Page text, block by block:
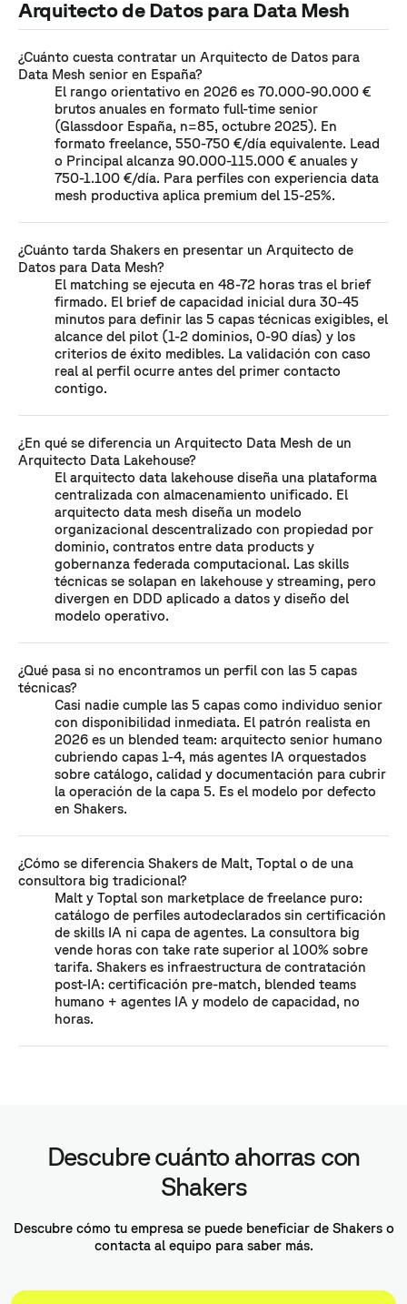
Arquitecto de Datos para Data Mesh
¿Cuánto cuesta contratar un Arquitecto de Datos para
Data Mesh senior en España?
El rango orientativo en 2026 es 70.000-90.000 €
brutos anuales en formato full-time senior
(Glassdoor España, n=85, octubre 2025). En
formato freelance, 550-750 €/día equivalente. Lead
o Principal alcanza 90.000-115.000 € anuales y
750-1.100 €/día. Para perfiles con experiencia data
mesh productiva aplica premium del 15-25%.
¿Cuánto tarda Shakers en presentar un Arquitecto de
Datos para Data Mesh?
El matching se ejecuta en 48-72 horas tras el brief
firmado. El brief de capacidad inicial dura 30-45
minutos para definir las 5 capas técnicas exigibles, el
alcance del pilot (1-2 dominios, 0-90 días) y los
criterios de éxito medibles. La validación con caso
real al perfil ocurre antes del primer contacto
contigo.
¿En qué se diferencia un Arquitecto Data Mesh de un
Arquitecto Data Lakehouse?
El arquitecto data lakehouse diseña una plataforma
centralizada con almacenamiento unificado. El
arquitecto data mesh diseña un modelo
organizacional descentralizado con propiedad por
dominio, contratos entre data products y
gobernanza federada computacional. Las skills
técnicas se solapan en lakehouse y streaming, pero
divergen en DDD aplicado a datos y diseño del
modelo operativo.
¿Qué pasa si no encontramos un perfil con las 5 capas
técnicas?
Casi nadie cumple las 5 capas como individuo senior
con disponibilidad inmediata. El patrón realista en
2026 es un blended team: arquitecto senior humano
cubriendo capas 1-4, más agentes IA orquestados
sobre catálogo, calidad y documentación para cubrir
la operación de la capa 5. Es el modelo por defecto
en Shakers.
¿Cómo se diferencia Shakers de Malt, Toptal o de una
consultora big tradicional?
Malt y Toptal son marketplace de freelance puro:
catálogo de perfiles autodeclarados sin certificación
de skills IA ni capa de agentes. La consultora big
vende horas con take rate superior al 100% sobre
tarifa. Shakers es infraestructura de contratación
post-IA: certificación pre-match, blended teams
humano + agentes IA y modelo de capacidad, no
horas.
Descubre cuánto ahorras con
Shakers
Descubre cómo tu empresa se puede beneficiar de Shakers o
contacta al equipo para saber más.